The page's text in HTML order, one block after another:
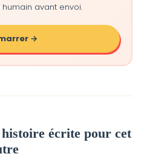
avant envoi.
→
histoire écrite pour cet